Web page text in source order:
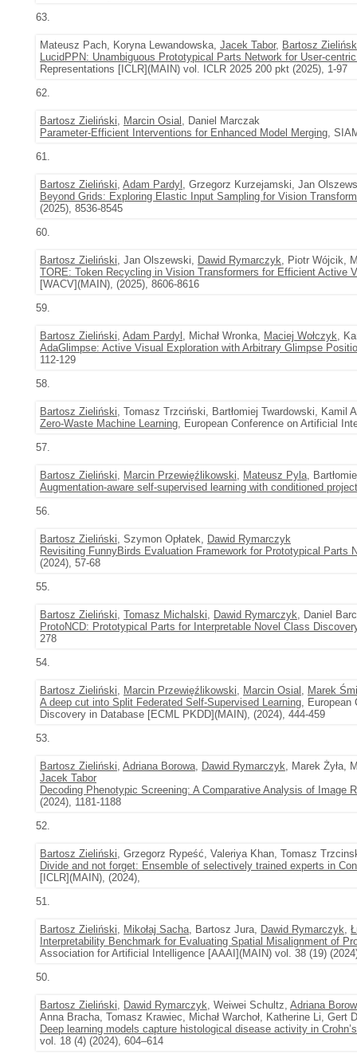
63.
Mateusz Pach, Koryna Lewandowska, Jacek Tabor, Bartosz
LucidPPN: Unambiguous Prototypical Parts Network for User-
Representations [ICLR](MAIN) vol. ICLR 2025 200 pkt (2025), 1-97
62.
Bartosz Zieliński, Marcin Osial , Daniel Marczak
Parameter-Efficient Interventions for Enhanced Model Merging,
61.
Bartosz Zieliński, Adam Pardyl , Grzegorz Kurzejamski, Jan
Beyond Grids: Exploring Elastic Input Sampling for Vision
(2025), 8536-8545
60.
Bartosz Zieliński, Jan Olszewski, Dawid Rymarczyk, Piotr Wójcik,
TORE: Token Recycling in Vision Transformers for Efficient Active
[WACV](MAIN), (2025), 8606-8616
59.
Bartosz Zieliński, Adam Pardyl , Michał Wronka, Maciej Wołczyk,
AdaGlimpse: Active Visual Exploration with Arbitrary Glimpse
112-129
58.
Bartosz Zieliński, Tomasz Trzciński, Bartłomiej Twardowski, Kamil
Zero-Waste Machine Learning, European Conference on Artificial
57.
Bartosz Zieliński, Marcin Przewięźlikowski, Mateusz Pyla,
Augmentation-aware self-supervised learning with conditioned
56.
Bartosz Zieliński, Szymon Opłatek, Dawid Rymarczyk
Revisiting FunnyBirds Evaluation Framework for Prototypical Parts
(2024), 57-68
55.
Bartosz Zieliński, Tomasz Michalski, Dawid Rymarczyk, Daniel
ProtoNCD: Prototypical Parts for Interpretable Novel Class
278
54.
Bartosz Zieliński, Marcin Przewięźlikowski, Marcin Osial , Marek
A deep cut into Split Federated Self-Supervised Learning, European
Discovery in Database [ECML PKDD](MAIN), (2024), 444-459
53.
Bartosz Zieliński, Adriana Borowa, Dawid Rymarczyk, Marek Żyła,
Jacek Tabor
Decoding Phenotypic Screening: A Comparative Analysis of Image
(2024), 1181-1188
52.
Bartosz Zieliński, Grzegorz Rypeść, Valeriya Khan, Tomasz
Divide and not forget: Ensemble of selectively trained experts in
[ICLR](MAIN), (2024),
51.
Bartosz Zieliński, Mikołaj Sacha, Bartosz Jura, Dawid Rymarczyk,
Interpretability Benchmark for Evaluating Spatial Misalignment of
Association for Artificial Intelligence [AAAI](MAIN) vol. 38 (19)
50.
Bartosz Zieliński, Dawid Rymarczyk, Weiwei Schultz, Adriana
Anna Bracha, Tomasz Krawiec, Michał Warchoł, Katherine Li,
Deep learning models capture histological disease activity in
vol. 18 (4) (2024), 604–614